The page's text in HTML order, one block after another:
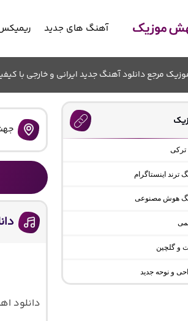
آهنگ های جدید
مرجع دانلود آهنگ جدید ایرانی و خارجی با
دانلود
ترند اینستاگرام
هوش مصنوعی
و گلچین
و نوحه جدید